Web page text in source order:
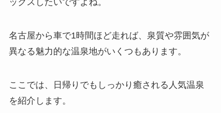
ックスしたいですよね。
名古屋から車で1時間ほど走れば、泉質や雰囲気が
異なる魅力的な温泉地がいくつもあります。
ここでは、日帰りでもしっかり癒される人気温泉
を紹介します。